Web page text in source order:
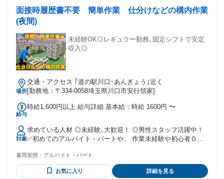
内作業の経験がある方や、 箱詰め、ラベル貼り・シール貼り
などの軽作業経験がある方も活躍しているお仕事です！ その
簡単なライン作業の経験がある方も経験を活かして働いてい
ます。
面接時履歴書不要 簡単作業 仕分けなどの構内作業
(夜間)
未経験OK◎レギュラー勤務､固定シフトで安定
収入◎
場所
交通・アクセス ｢道の駅川口･あんぎょう｣近く
[勤務地：〒334-0058埼玉県川口市安行領家]
給与
時給1,600円以上 給与詳細 基本給：時給 1600円 〜
対象
求めている人材 ◎未経験､大歓迎！ ◎男性スタッフ活躍中！
✅初めてのアルバイト・パートや、 作業未経験や初心者Ｏ
期勤務大歓迎！ ✅現場では、20代、30代、40代、50代、 60代
の若手・中高年からシニアまで 幅広い年齢の方が活躍してい
ます。 ✅工場や倉庫、物流でのピッキング・ 仕分け・発送・
雇用形態： アルバイト・パート
お気に入り 詳細を見る